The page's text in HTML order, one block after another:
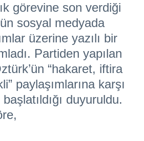
görevine son verdiği
sosyal medyada
üzerine yazılı bir
Partiden yapılan
“hakaret, iftira
paylaşımlarına karşı
duyuruldu.